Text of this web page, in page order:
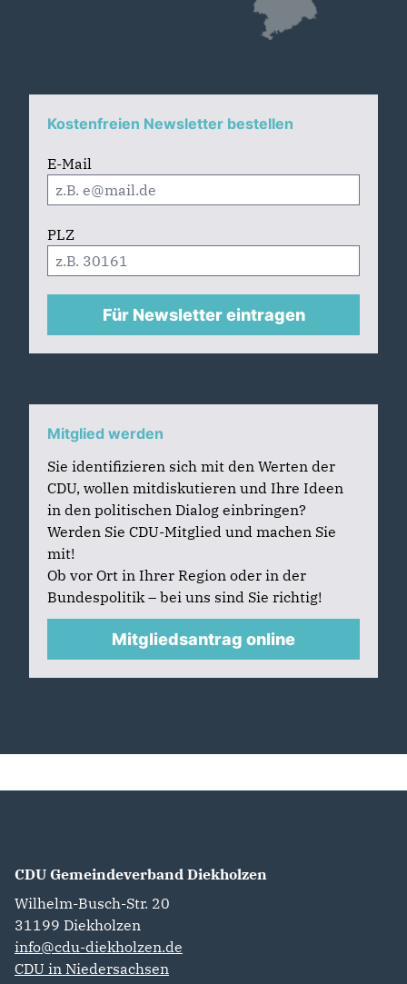
Kostenfreien Newsletter bestellen
E-Mail
PLZ
Für Newsletter eintragen
Mitglied werden
Sie identifizieren sich mit den Werten der
CDU, wollen mitdiskutieren und Ihre Ideen
in den politischen Dialog einbringen?
Werden Sie CDU-Mitglied und machen Sie
mit!
Ob vor Ort in Ihrer Region oder in der
Bundespolitik – bei uns sind Sie richtig!
Mitgliedsantrag online
CDU Gemeindeverband Diekholzen
Wilhelm-Busch-Str. 20
31199 Diekholzen
info@cdu-diekholzen.de
CDU in Niedersachsen